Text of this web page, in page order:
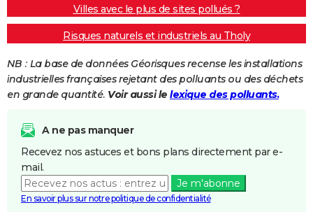
Villes avec le plus de sites pollués ?
Risques naturels et industriels au Tholy
NB : La base de données Géorisques recense les installations
industrielles françaises rejetant des polluants ou des déchets
en grande quantité. Voir aussi le lexique des polluants.
A ne pas manquer
Recevez nos astuces et bons plans directement par e-
mail.
Je m'abonne
En savoir plus sur notre politique de confidentialité